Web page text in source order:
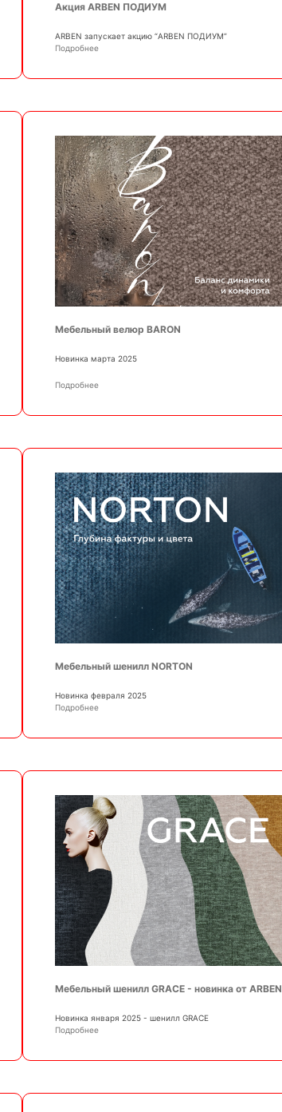
Акция ARBEN ПОДИУМ
АRBEN запускает акцию “ARBEN ПОДИУМ”
Подробнее
Мебельный велюр BARON
Новинка марта 2025
Подробнее
Мебельный шенилл NORTON
Новинка февраля 2025
Подробнее
Мебельный шенилл GRACE - новинка от ARBEN
Новинка января 2025 - шенилл GRACE
Подробнее